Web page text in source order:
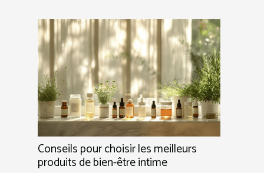
Conseils pour choisir les meilleurs
produits de bien-être intime